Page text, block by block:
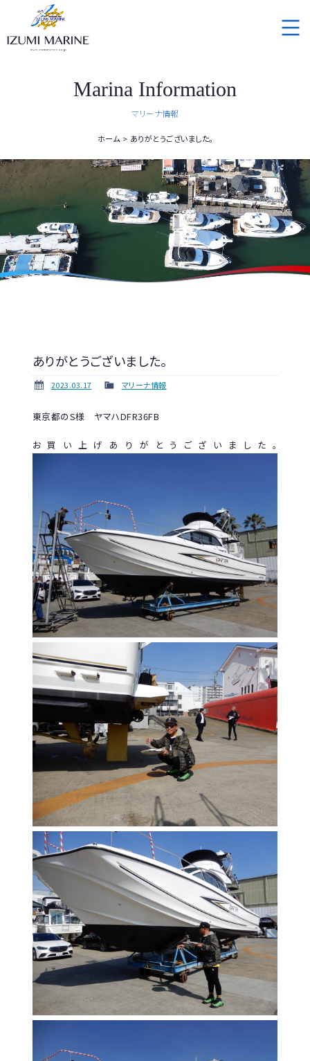
Marina Information
マリーナ情報
ホーム ありがとうございました。
ありがとうございました。
2023.03.17 マリーナ情報
東京都のS様 ヤマハDFR36FB
お買い上げありがとうございました。